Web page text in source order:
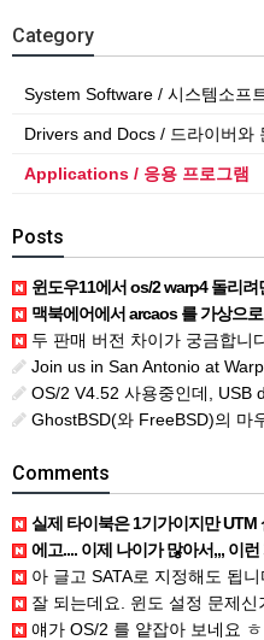
Category
System Software / 시스템소프
Drivers and Docs / 드라이버와
Applications / 응용 프로그램
Posts
윈도우11에서 os/2 warp4 돌리려
맥북에어에서 arcaos 를 가상으로
두 판매 버전 차이가 궁금합니
Join us in San Antonio at
OS/2 V4.52 사용중인데, USB
GhostBSD(와 FreeBSD)의 마
Comments
실제 타이북은 1기가이지만 UTM 설정에선 768mb 입니다. 1기
에고.... 이제 나이가 많아서,,, 이런 가상pc에 설치해
아 글고 SATA로 지정해도 됩니다. 저 글 진짜 이상
잘 되는데요. 윈도 설정 문제신거 같은데. 크
얘가 OS/2 를 얕잡아 보네요 ㅎ